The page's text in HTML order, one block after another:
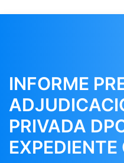
INFORME
PRIVADA